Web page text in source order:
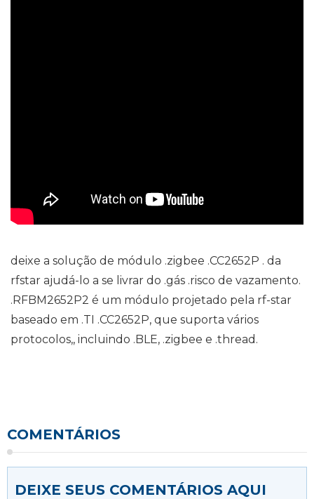
deixe a solução de módulo .zigbee .CC2652P . da
rfstar ajudá-lo a se livrar do .gás .risco de vazamento.
.RFBM2652P2 é um módulo projetado pela rf-star
baseado em .TI .CC2652P, que suporta vários
protocolos,, incluindo .BLE, .zigbee e .thread.
COMENTÁRIOS
DEIXE SEUS COMENTÁRIOS AQUI